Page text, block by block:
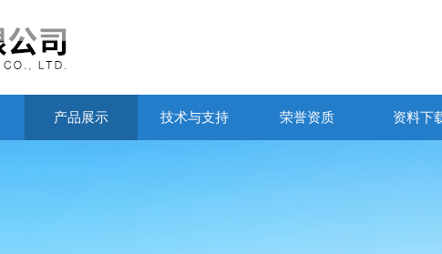
产品展示 技术与支持 荣誉资质 资料下